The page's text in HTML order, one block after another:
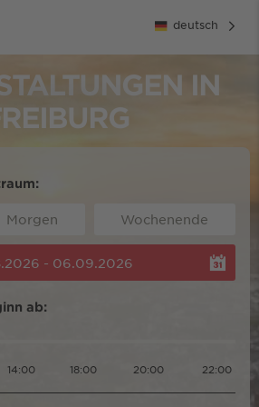
deutsch
IN
Morgen Wochenende
- 06.09.2026
ab:
14:00 18:00 20:00 22:00